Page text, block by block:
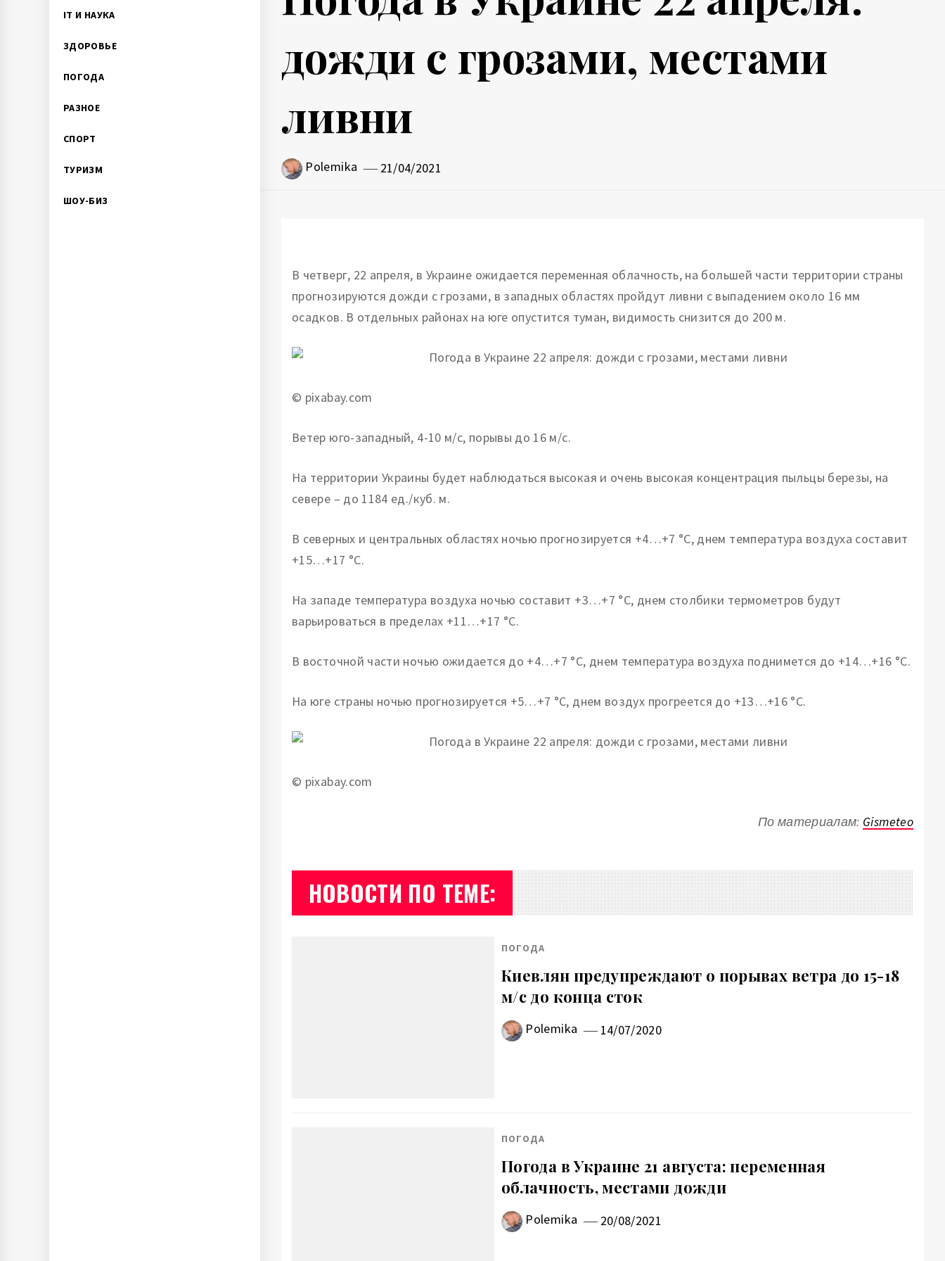
IT И НАУКА
ЗДОРОВЬЕ
ПОГОДА
РАЗНОЕ
СПОРТ
ТУРИЗМ
ШОУ-БИЗ
дожди с грозами, местами
ливни
Polemika 21/04/2021
В четверг, 22 апреля, в Украине ожидается переменная облачность, на большей части территории страны
прогнозируются дожди с грозами, в западных областях пройдут ливни с выпадением около 16 мм
осадков. В отдельных районах на юге опустится туман, видимость снизится до 200 м.
© pixabay.com
Ветер юго-западный, 4-10 м/с, порывы до 16 м/с.
На территории Украины будет наблюдаться высокая и очень высокая концентрация пыльцы березы, на
севере – до 1184 ед./куб. м.
В северных и центральных областях ночью прогнозируется +4…+7 °С, днем температура воздуха составит
+15…+17 °С.
На западе температура воздуха ночью составит +3…+7 °С, днем столбики термометров будут
варьироваться в пределах +11…+17 °С.
В восточной части ночью ожидается до +4…+7 °С, днем температура воздуха поднимется до +14…+16 °С.
На юге страны ночью прогнозируется +5…+7 °С, днем воздух прогреется до +13…+16 °С.
© pixabay.com
По материалам: Gismeteo
НОВОСТИ ПО ТЕМЕ:
ПОГОДА
Киевлян предупреждают о порывах ветра до 15-18
м/с до конца сток
Polemika 14/07/2020
ПОГОДА
Погода в Украине 21 августа: переменная
облачность, местами дожди
Polemika 20/08/2021